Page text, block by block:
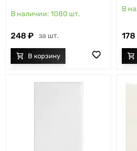
1080 шт.
248 шт. 178